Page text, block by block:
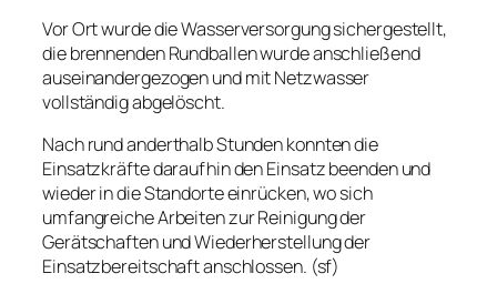
Vor Ort wurde die Wasserversorgung sichergestellt,
die brennenden Rundballen wurde anschließend
auseinandergezogen und mit Netzwasser
vollständig abgelöscht.
Nach rund anderthalb Stunden konnten die
Einsatzkräfte daraufhin den Einsatz beenden und
wieder in die Standorte einrücken, wo sich
umfangreiche Arbeiten zur Reinigung der
Gerätschaften und Wiederherstellung der
Einsatzbereitschaft anschlossen. (sf)